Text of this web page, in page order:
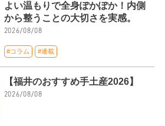
よい温もりで全身ぽかぽか！内側
から整うことの大切さを実感。
2026/08/08
#コラム #連載
【福井のおすすめ手土産2026】
2026/08/08